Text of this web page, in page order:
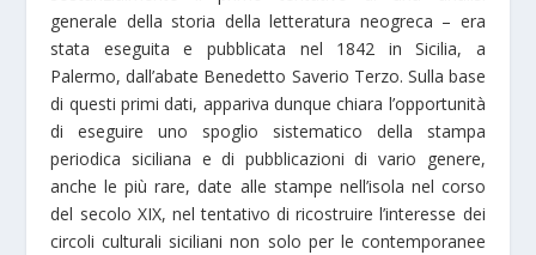
generale della storia della letteratura neogreca – era
stata eseguita e pubblicata nel 1842 in Sicilia, a
Palermo, dall’abate Benedetto Saverio Terzo. Sulla base
di questi primi dati, appariva dunque chiara l’opportunità
di eseguire uno spoglio sistematico della stampa
periodica siciliana e di pubblicazioni di vario genere,
anche le più rare, date alle stampe nell’isola nel corso
del secolo XIX, nel tentativo di ricostruire l’interesse dei
circoli culturali siciliani non solo per le contemporanee